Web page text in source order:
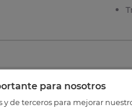
para nosotros
de terceros para mejorar